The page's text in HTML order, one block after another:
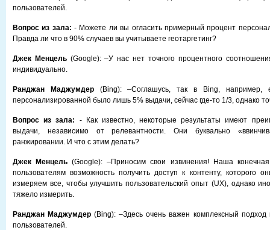
пользователей.
Вопрос из зала: - Можете ли вы огласить примерный процент
Правда ли что в 90% случаев вы учитываете геотаргетинг?
Джек Менцель(Google): –У нас нет точного процентного
индивидуально.
Ранджан Маджумдер(Bing): –Соглашусь, так в Bing, например,
персонализированной было лишь 5% выдачи, сейчас где-то 1/3, однако
Вопрос из зала: - Как известно, некоторые результаты имеют
выдачи, независимо от релевантности. Они буквально
ранжировании. И что с этим делать?
Джек Менцель (Google): –Приносим свои извинения! Наша
пользователям возможность получить доступ к контенту, которого
измеряем все, чтобы улучшить пользовательский опыт (UX), однако
тяжело измерить.
Ранджан Маджумдер (Bing): –Здесь очень важен комплексный
пользователей.